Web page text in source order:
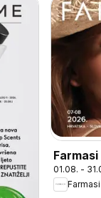
01.08. -
Farmasi